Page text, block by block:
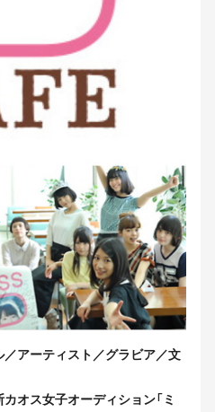
アーティスト／グラビア／文
オス女子オーディション「ミ